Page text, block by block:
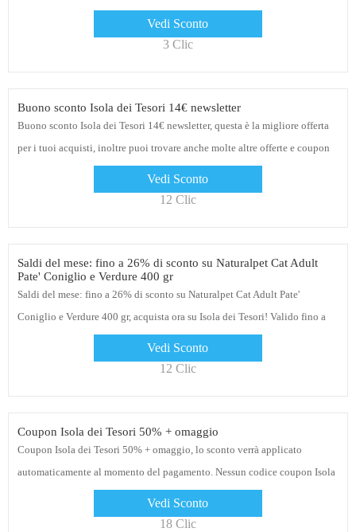
Vedi Sconto
3 Clic
Buono sconto Isola dei Tesori 14€ newsletter
Buono sconto Isola dei Tesori 14€ newsletter, questa è la migliore offerta
per i tuoi acquisti, inoltre puoi trovare anche molte altre offerte e coupon
Vedi Sconto
12 Clic
Saldi del mese: fino a 26% di sconto su Naturalpet Cat Adult
Pate' Coniglio e Verdure 400 gr
Saldi del mese: fino a 26% di sconto su Naturalpet Cat Adult Pate'
Coniglio e Verdure 400 gr, acquista ora su Isola dei Tesori! Valido fino a
Vedi Sconto
12 Clic
Coupon Isola dei Tesori 50% + omaggio
Coupon Isola dei Tesori 50% + omaggio, lo sconto verrà applicato
automaticamente al momento del pagamento. Nessun codice coupon Isola
Vedi Sconto
18 Clic